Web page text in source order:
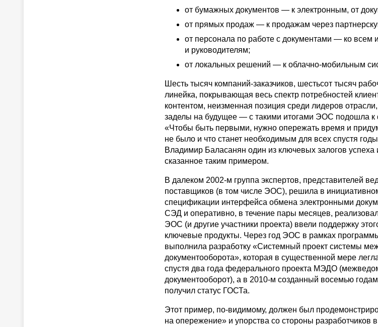
от бумажных документов — к электронным, от
от прямых продаж — к продажам через
от персонала по работе с документами — ко всем
и руководителям;
от локальных решений — к облачно-мобильным
Шесть тысяч компаний-заказчиков, шестьсот тысяч
линейка, покрывающая весь спектр потребностей
контентом, неизменная позиция среди лидеров
заделы на будущее — с такими итогами ЭОС подошла к
«Чтобы быть первыми, нужно опережать время и
не было и что станет необходимым для всех спустя
Владимир Баласанян один из ключевых залогов
сказанное таким примером.
В далеком 2002-м группа экспертов, представителей
поставщиков (в том числе ЭОС), решила в
спецификации интерфейса обмена электронными
СЭД и оперативно, в течение пары месяцев,
ЭОС (и другие участники проекта) ввели поддержку
ключевые продукты. Через год ЭОС в рамках
выполнила разработку «Системный проект системы
документооборота», которая в существенной мере
спустя два года федерального проекта МЭДО
документооборот), а в 2010-м созданный восемью
получил статус ГОСТа.
Этот пример, по-видимому, должен был
на опережение» и упорства со стороны разработчиков